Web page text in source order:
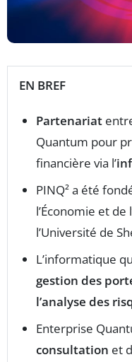
EN BREF
Partenariat
Quantum pour
financière via l’
PINQ² a été
l’Économie et
l’Université de
L’informatique
gestion des
l’analyse des
Enterprise
consultation et